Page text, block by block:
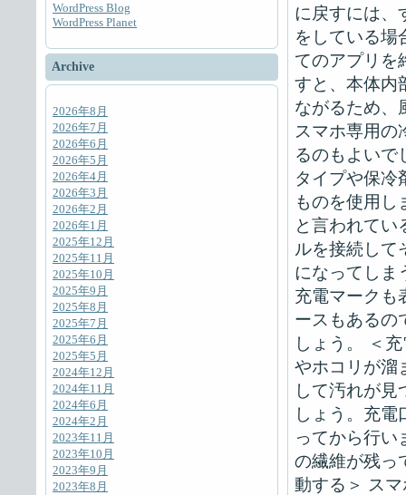
WordPress Blog
WordPress Planet
Archive
2026年8月
2026年7月
2026年6月
2026年5月
2026年4月
2026年3月
2026年2月
2026年1月
2025年12月
2025年11月
2025年10月
2025年9月
2025年8月
2025年7月
2025年6月
2025年5月
2024年12月
2024年11月
2024年6月
2024年2月
2023年11月
2023年10月
2023年9月
2023年8月
に戻すには、
をしている場
てのアプリを
すと、本体内
ながるため、
スマホ専用の
るのもよいで
タイプや保冷
ものを使用し
と言われてい
ルを接続して
になってしま
充電マークも
ースもあるの
しょう。 ＜
やホコリが溜
して汚れが
しょう。充
ってから行い
の繊維が残っ
動する＞ ス